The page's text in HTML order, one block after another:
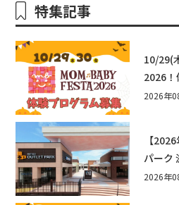
特集記事
10/29(
2026
ゃん向
2026年
【
パーク
まとめ
2026年